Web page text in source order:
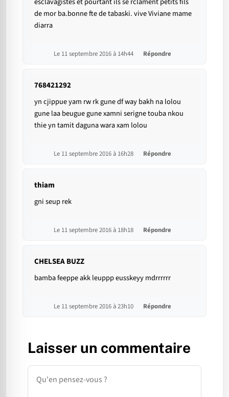
de mor ba.bonne fte de tabaski. vive Viviane mame
diarra
Le 11 septembre 2016 à 14h44 Répondre
768421292
yn cjippue yam rw rk gune df way bakh na lolou
gune laa beugue gune xamni serigne touba nkou
thie yn tamit daguna wara xam lolou
Le 11 septembre 2016 à 16h28 Répondre
thiam
gni seup rek
Le 11 septembre 2016 à 18h18 Répondre
CHELSEA BUZZ
bamba feeppe akk leuppp eusskeyy mdrrrrrr
Le 11 septembre 2016 à 23h10 Répondre
Laisser un commentaire
Commentaire